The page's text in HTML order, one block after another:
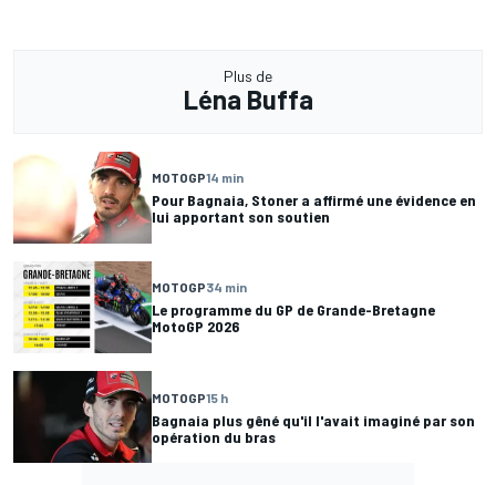
Plus de
Léna Buffa
MOTOGP14 min
Pour Bagnaia, Stoner a affirmé une évidence en
lui apportant son soutien
MOTOGP34 min
Le programme du GP de Grande-Bretagne
MotoGP 2026
MOTOGP15 h
Bagnaia plus gêné qu'il l'avait imaginé par son
opération du bras